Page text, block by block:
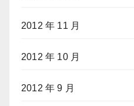
2012 年 11 月
2012 年 10 月
2012 年 9 月